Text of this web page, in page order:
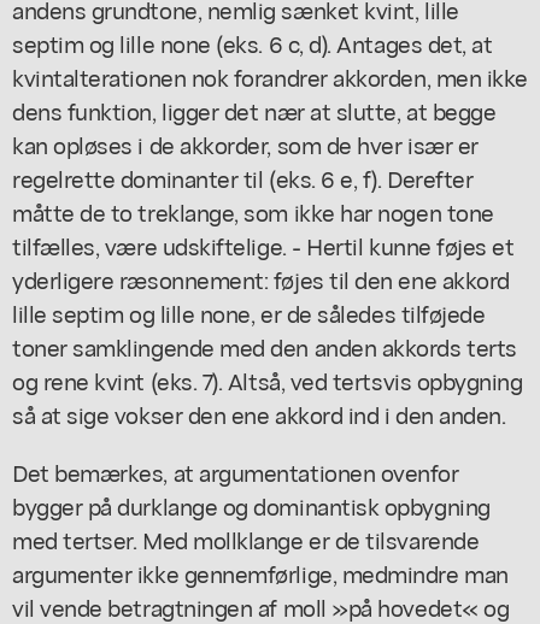
andens grundtone, nemlig sænket kvint, lille
septim og lille none (eks. 6 c, d). Antages det, at
kvintalterationen nok forandrer akkorden, men ikke
dens funktion, ligger det nær at slutte, at begge
kan opløses i de akkorder, som de hver især er
regelrette dominanter til (eks. 6 e, f). Derefter
måtte de to treklange, som ikke har nogen tone
tilfælles, være udskiftelige. - Hertil kunne føjes et
yderligere ræsonnement: føjes til den ene akkord
lille septim og lille none, er de således tilføjede
toner samklingende med den anden akkords terts
og rene kvint (eks. 7). Altså, ved tertsvis opbygning
så at sige vokser den ene akkord ind i den anden.
Det bemærkes, at argumentationen ovenfor
bygger på durklange og dominantisk opbygning
med tertser. Med mollklange er de tilsvarende
argumenter ikke gennemførlige, medmindre man
vil vende betragtningen af moll »på hovedet« og